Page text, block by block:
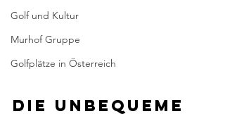
Golf und Kultur
Murhof Gruppe
Golfplätze in Österreich
Die unbequeme